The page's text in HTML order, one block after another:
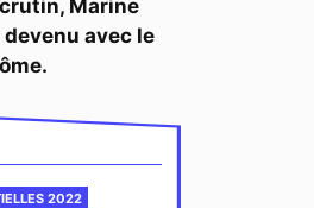
Marine
devenu avec le
2022